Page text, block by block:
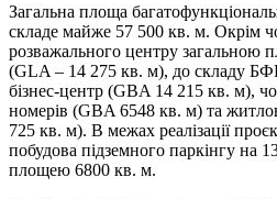
Загальна площа
складе майже 57 500 кв. м. Окрім
розважального центру
(GLA – 14 275 кв. м), до складу
бізнес-центр (GBA 14 215 кв. м),
номерів (GBA 6548 кв. м) та
725 кв. м). В межах реалізації
побудова підземного паркінгу на
площею 6800 кв. м.